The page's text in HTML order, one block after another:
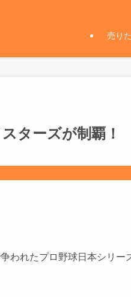
売り
ターズが制覇！
われたプロ野球日本シリー